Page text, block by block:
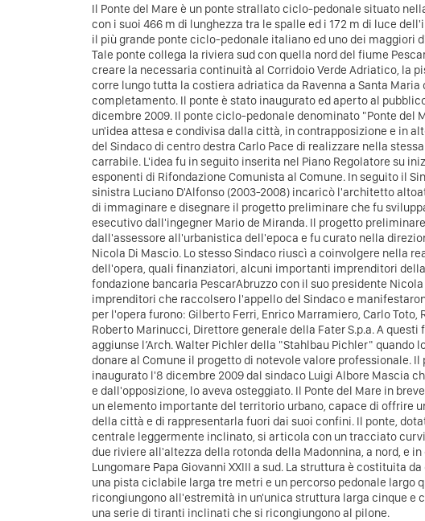
Il Ponte del Mare è un ponte strallato ciclo-pedonale situato
con i suoi 466 m di lunghezza tra le spalle ed i 172 m di luce
il più grande ponte ciclo-pedonale italiano ed uno dei maggiori
Tale ponte collega la riviera sud con quella nord del fiume
creare la necessaria continuità al Corridoio Verde Adriatico, la
corre lungo tutta la costiera adriatica da Ravenna a Santa Maria
completamento. Il ponte è stato inaugurato ed aperto al
dicembre 2009. Il ponte ciclo-pedonale denominato "Ponte del
un'idea attesa e condivisa dalla città, in contrapposizione e in
del Sindaco di centro destra Carlo Pace di realizzare nella
carrabile. L'idea fu in seguito inserita nel Piano Regolatore su
esponenti di Rifondazione Comunista al Comune. In seguito il
sinistra Luciano D'Alfonso (2003-2008) incaricò l'architetto
di immaginare e disegnare il progetto preliminare che fu
esecutivo dall'ingegner Mario de Miranda. Il progetto
dall'assessore all'urbanistica dell'epoca e fu curato nella
Nicola Di Mascio. Lo stesso Sindaco riuscì a coinvolgere nella
dell'opera, quali finanziatori, alcuni importanti imprenditori
fondazione bancaria PescarAbruzzo con il suo presidente
imprenditori che raccolsero l'appello del Sindaco e
per l'opera furono: Gilberto Ferri, Enrico Marramiero, Carlo Toto,
Roberto Marinucci, Direttore generale della Fater S.p.a. A questi
aggiunse l’Arch. Walter Pichler della "Stahlbau Pichler" quando
donare al Comune il progetto di notevole valore professionale. Il
inaugurato l'8 dicembre 2009 dal sindaco Luigi Albore Mascia
e dall'opposizione, lo aveva osteggiato. Il Ponte del Mare in
un elemento importante del territorio urbano, capace di offrire
della città e di rappresentarla fuori dai suoi confini. Il ponte,
centrale leggermente inclinato, si articola con un tracciato
due riviere all'altezza della rotonda della Madonnina, a nord, e
Lungomare Papa Giovanni XXIII a sud. La struttura è costituita
una pista ciclabile larga tre metri e un percorso pedonale largo
ricongiungono all'estremità in un'unica struttura larga cinque e
una serie di tiranti inclinati che si ricongiungono al pilone.